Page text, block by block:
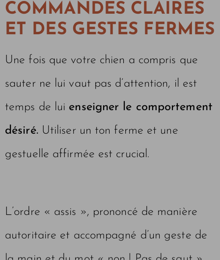
COMMANDES CLAIRES
ET DES GESTES FERMES
Une fois que votre chien a compris que
sauter ne lui vaut pas d’attention, il est
temps de lui enseigner le comportement
désiré.Utiliser un ton ferme et une
gestuelle affirmée est crucial.
L’ordre « assis », prononcé de manière
autoritaire et accompagné d’un geste de